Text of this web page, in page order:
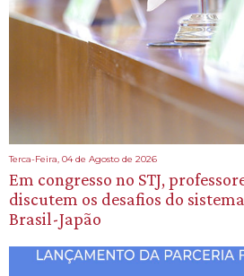
Terca-Feira, 04 de Agosto de 2026
Em congresso no STJ,
discutem os desafios do
Brasil-Japão